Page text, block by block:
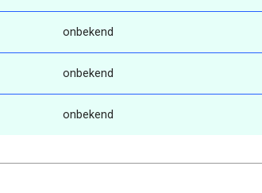
onbekend
onbekend
onbekend